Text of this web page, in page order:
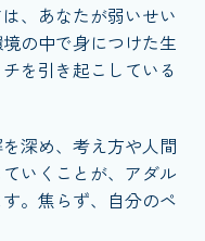
、あなたが弱いせい
の中で身につけた生
を引き起こしている
深め、考え方や人間
いくことが、アダル
。焦らず、自分のペ